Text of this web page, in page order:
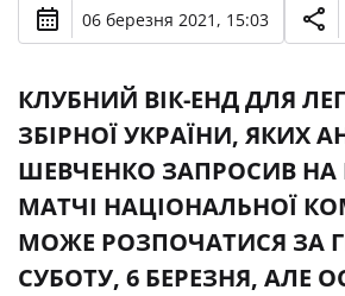
06 березня 2021, 15:03
КЛУБНИЙ ВІК-ЕНД ДЛЯ
ЗБІРНОЇ УКРАЇНИ, ЯКИХ
ШЕВЧЕНКО ЗАПРОСИВ НА
МАТЧІ НАЦІОНАЛЬНОЇ
МОЖЕ РОЗПОЧАТИСЯ ЗА
СУБОТУ, 6 БЕРЕЗНЯ, АЛЕ